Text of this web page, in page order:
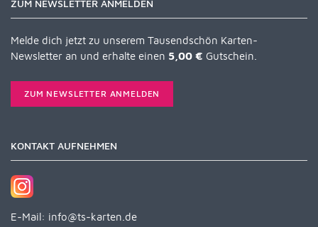
ZUM NEWSLETTER ANMELDEN
Melde dich jetzt zu unserem Tausendschön Karten-
Newsletter an und erhalte einen 5,00 € Gutschein.
ZUM NEWSLETTER ANMELDEN
KONTAKT AUFNEHMEN
E-Mail: info@ts-karten.de